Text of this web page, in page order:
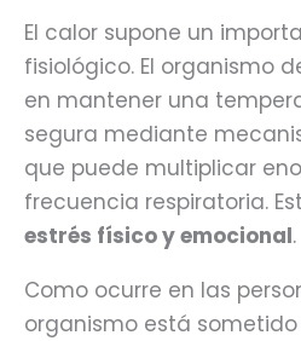
El calor supone un
fisiológico. El organismo
en mantener una
segura mediante
que puede multiplicar
frecuencia respiratoria.
estrés físico y emocional.
Como ocurre en las
organismo está